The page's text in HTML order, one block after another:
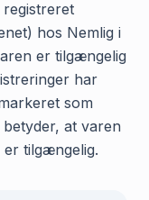
hos Nemlig i
er tilgængelig
har
som
at varen
er tilgængelig.